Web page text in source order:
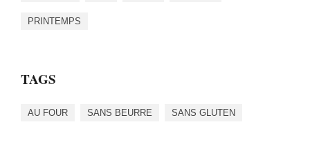
PRINTEMPS
TAGS
AU FOUR SANS BEURRE SANS GLUTEN